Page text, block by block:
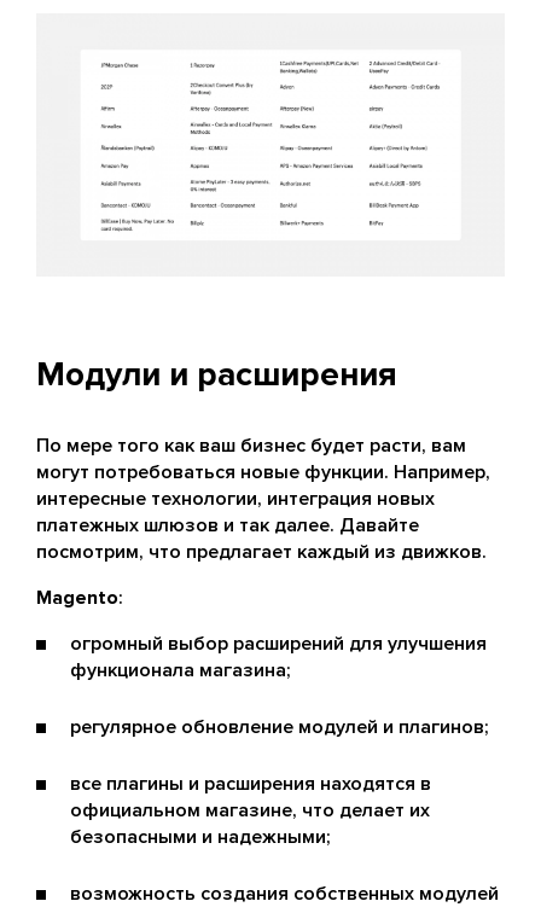
Модули и расширения
По мере того как ваш бизнес будет расти, вам
могут потребоваться новые функции. Например,
интересные технологии, интеграция новых
платежных шлюзов и так далее. Давайте
посмотрим, что предлагает каждый из движков.
Magento:
огромный выбор расширений для улучшения
функционала магазина;
регулярное обновление модулей и плагинов;
все плагины и расширения находятся в
официальном магазине, что делает их
безопасными и надежными;
возможность создания собственных модулей